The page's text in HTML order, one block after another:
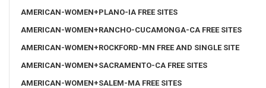
AMERICAN-WOMEN+PLANO-IA FREE SITES
AMERICAN-WOMEN+RANCHO-CUCAMONGA-CA FREE SITES
AMERICAN-WOMEN+ROCKFORD-MN FREE AND SINGLE SITE
AMERICAN-WOMEN+SACRAMENTO-CA FREE SITES
AMERICAN-WOMEN+SALEM-MA FREE SITES